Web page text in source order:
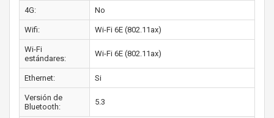
4G: No
Wifi: Wi-Fi 6E (802.11ax)
Wi-Fi
estándares:
Wi-Fi 6E (802.11ax)
Ethernet: Si
Versión de
Bluetooth:
5.3